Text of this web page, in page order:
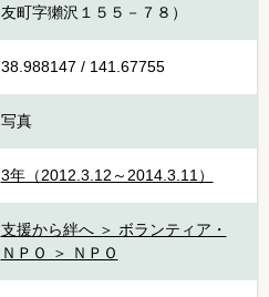
友町字獺沢１５５－７８）
38.988147 / 141.67755
写真
3年（2012.3.12～2014.3.11）
支援から絆へ ＞ ボランティア・
ＮＰＯ ＞ ＮＰＯ